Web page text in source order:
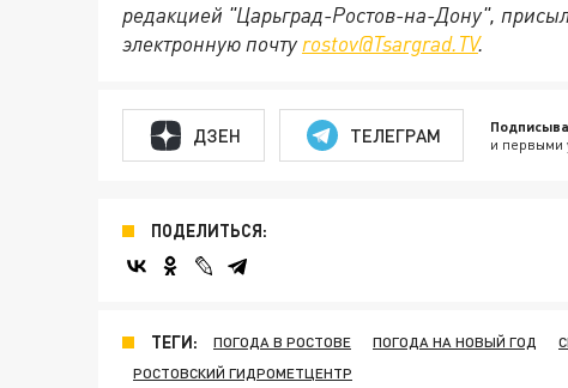
редакцией "Царьград-Ростов-на-Дону",
электронную почту rostov@Tsargrad.ТV.
ДЗЕН ТЕЛЕГРАМ и первыми
ПОДЕЛИТЬСЯ:
ТЕГИ: ПОГОДА В РОСТОВЕ ПОГОДА НА НОВЫЙ ГОД
РОСТОВСКИЙ ГИДРОМЕТЦЕНТР